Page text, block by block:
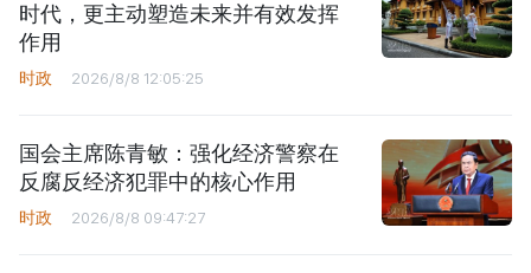
时代，更主动塑造未来并有效发挥
作用
时政 2026/8/8 12:05:25
国会主席陈青敏：强化经济警察在
反腐反经济犯罪中的核心作用
时政 2026/8/8 09:47:27